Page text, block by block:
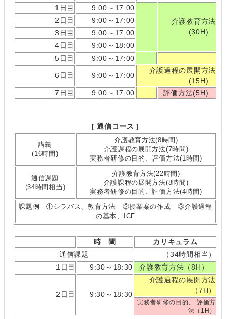
1日目
9:00～17:00
介護教育方法
(30H)
2日目
9:00～17:00
3日目
9:00～17:00
4日目
9:00～18:00
5日目
9:00～17:00
6日目 9:00～17:00
介護過程の展開方法
(15H)
7日目
9:00～17:00 評価方法(5H)
[ 通信コース ]
講義
(16時間)
介護教育方法(8時間)
介護課程の展開方法(7時間)
実務者研修の目的、評価方法(1時間)
通信課題
(34時間相当)
介護教育方法(22時間)
介護課程の展開方法(8時間)
実務者研修の目的、評価方法(4時間)
課題例 ①シラバス、教育方法 ②授業案の作成 ③介護過程
の基本、ICF
時 間
カリキュラム
通信課題
（34時間相当）
1日目
9:30～18:30 介護教育方法（8H）
2日目 9:30～18:30
介護過程の展開方法
（7H）
実務者研修の目的、 評価方
法（1H）